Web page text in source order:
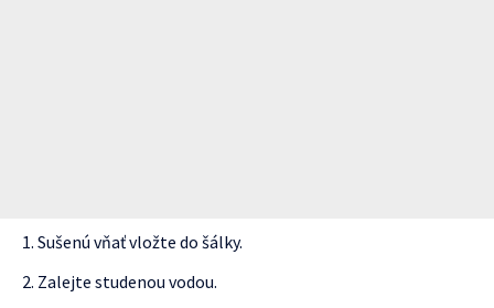
Sušenú vňať vložte do šálky.
Zalejte studenou vodou.